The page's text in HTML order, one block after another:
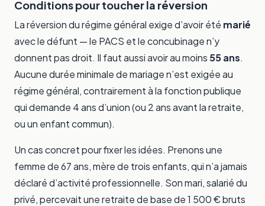
Conditions pour toucher la réversion
La réversion du régime général exige d’avoir été marié
avec le défunt — le PACS et le concubinage n’y
donnent pas droit. Il faut aussi avoir au moins 55 ans.
Aucune durée minimale de mariage n’est exigée au
régime général, contrairement à la fonction publique
qui demande 4 ans d’union (ou 2 ans avant la retraite,
ou un enfant commun).
Un cas concret pour fixer les idées. Prenons une
femme de 67 ans, mère de trois enfants, qui n’a jamais
déclaré d’activité professionnelle. Son mari, salarié du
privé, percevait une retraite de base de 1 500 € bruts